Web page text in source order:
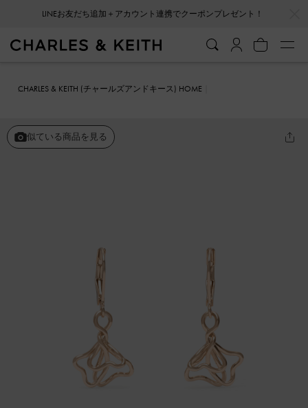
LINEお友だち追加＋アカウント連携でクーポンプレゼント！
CHARLES & KEITH (チャールズアンドキース) HOME
似ている商品を見る